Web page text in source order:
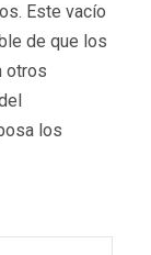
Este vacío
de que los
otros
los